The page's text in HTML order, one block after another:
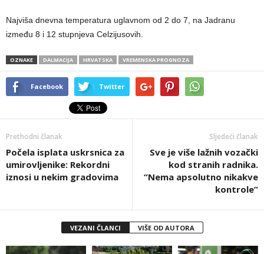
Najviša dnevna temperatura uglavnom od 2 do 7, na Jadranu
između 8 i 12 stupnjeva Celzijusovih.
OZNAKE DALMACIJA HRVATSKA VREMENSKA PROGNOZA
Facebook Twitter
Prethodni članak
Počela isplata uskrsnica za
umirovljenike: Rekordni
iznosi u nekim gradovima
Sljedeći članak
Sve je više lažnih vozački
kod stranih radnika.
“Nema apsolutno nikakve
kontrole”
VEZANI ČLANCI VIŠE OD AUTORA